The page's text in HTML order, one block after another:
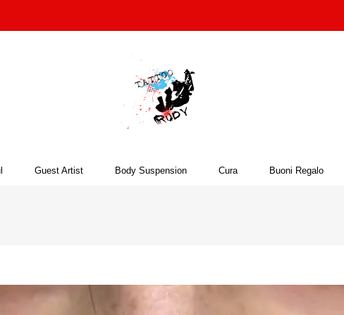
Guest Artist Body Suspension Cura Buoni Regalo